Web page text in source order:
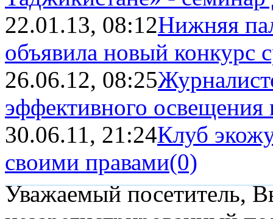
22.01.13, 08:12Нижняя
объявила новый конкурс
26.06.12, 08:25
эффективного
30.06.11, 21:24Клуб
своими правами(0)
Уважаемый посетитель,